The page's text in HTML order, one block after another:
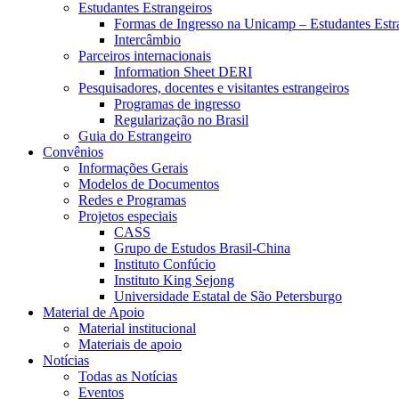
Estudantes Estrangeiros
Formas de Ingresso na Unicamp – Estudantes
Intercâmbio
Parceiros internacionais
Information Sheet DERI
Pesquisadores, docentes e visitantes estrangeiros
Programas de ingresso
Regularização no Brasil
Guia do Estrangeiro
Convênios
Informações Gerais
Modelos de Documentos
Redes e Programas
Projetos especiais
CASS
Grupo de Estudos Brasil-China
Instituto Confúcio
Instituto King Sejong
Universidade Estatal de São Petersburgo
Material de Apoio
Material institucional
Materiais de apoio
Notícias
Todas as Notícias
Eventos